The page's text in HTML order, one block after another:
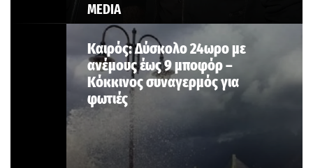
MEDIA
Καιρός: Δύσκολο 24ωρο με
ανέμους έως 9 μποφόρ –
Κόκκινος συναγερμός για
φωτιές